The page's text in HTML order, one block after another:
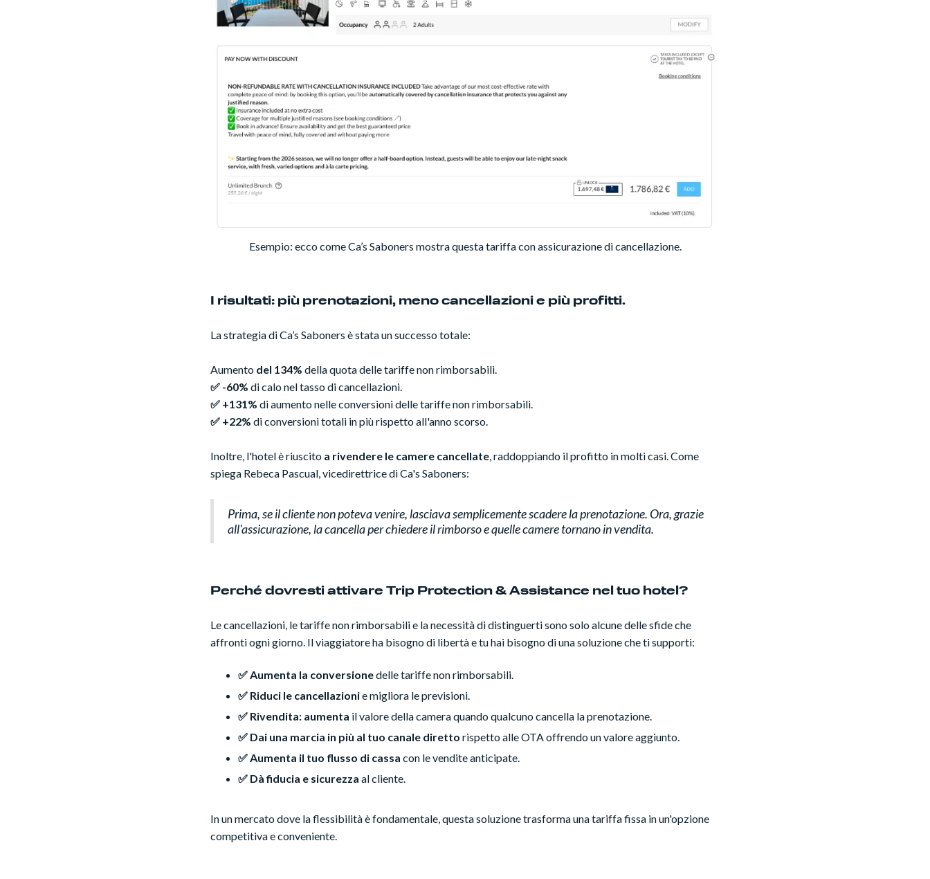
Esempio: ecco come Ca’s Saboners mostra questa tariffa con assicurazione di cancellazione.
I risultati: più prenotazioni, meno cancellazioni e più profitti.
La strategia di Ca’s Saboners è stata un successo totale:
Aumento del 134% della quota delle tariffe non rimborsabili.
✅ -60% di calo nel tasso di cancellazioni.
✅ +131% di aumento nelle conversioni delle tariffe non rimborsabili.
✅ +22% di conversioni totali in più rispetto all'anno scorso.
Inoltre, l'hotel è riuscito a rivendere le camere cancellate, raddoppiando il profitto in molti casi. Come
spiega Rebeca Pascual, vicedirettrice di Ca's Saboners:
Prima, se il cliente non poteva venire, lasciava semplicemente scadere la prenotazione. Ora, grazie
all'assicurazione, la cancella per chiedere il rimborso e quelle camere tornano in vendita.
Perché dovresti attivare Trip Protection & Assistance nel tuo hotel?
Le cancellazioni, le tariffe non rimborsabili e la necessità di distinguerti sono solo alcune delle sfide che
affronti ogni giorno. Il viaggiatore ha bisogno di libertà e tu hai bisogno di una soluzione che ti supporti:
✅ Aumenta la conversionedelle tariffe non rimborsabili.
✅ Riduci le cancellazionie migliora le previsioni.
✅ Rivendita: aumenta il valore della camera quando qualcuno cancella la prenotazione.
✅ Dai una marcia in più al tuo canale diretto rispetto alle OTA offrendo un valore aggiunto.
✅ Aumenta il tuo flusso di cassa con le vendite anticipate.
✅ Dà fiducia e sicurezza al cliente.
In un mercato dove la flessibilità è fondamentale, questa soluzione trasforma una tariffa fissa in un'opzione
competitiva e conveniente.